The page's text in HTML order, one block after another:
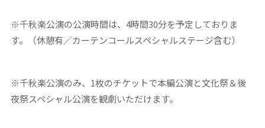
※千秋楽公演の公演時間は、4時間30分を予定しておりま
す。（休憩有／カーテンコールスペシャルステージ含む）
※千秋楽公演のみ、1枚のチケットで本編公演と文化祭＆後
夜祭スペシャル公演を観劇いただけます。